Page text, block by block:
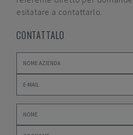
esitatare a contattarlo.
CONTATTALO